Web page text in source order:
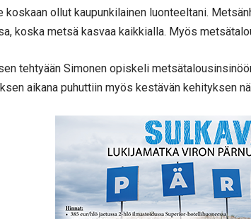
koskaan ollut kaupunkilainen luonteeltani.
koska metsä kasvaa kaikkialla. Myös
tehtyään Simonen opiskeli
aikana puhuttiin myös kestävän kehityksen